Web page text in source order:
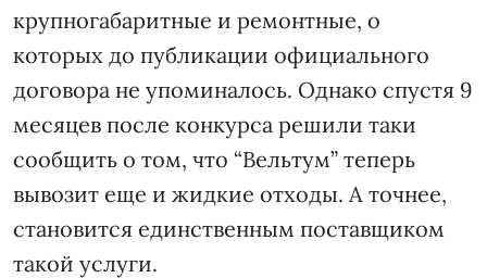
крупногабаритные и ремонтные, о
которых до публикации официального
договора не упоминалось. Однако спустя 9
месяцев после конкурса решили таки
сообщить о том, что “Вельтум” теперь
вывозит еще и жидкие отходы. А точнее,
становится единственным поставщиком
такой услуги.